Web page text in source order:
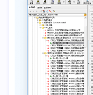
人防部分
《人民防空工程质量验
四、典型用户：
中国水利水电第九工程
限责任公司
中建三局第—建设工程有